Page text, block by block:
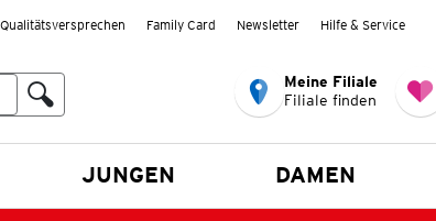
Qualitätsversprechen Family Card Newsletter Hilfe & Service
Meine Filiale
Filiale finden
JUNGEN DAMEN